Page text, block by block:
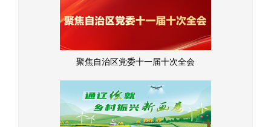
聚焦自治区党委十一届十次全会